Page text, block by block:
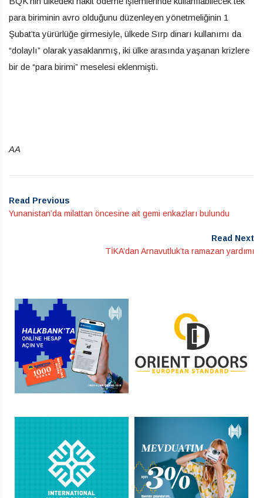
para biriminin avro olduğunu düzenleyen yönetmeliğinin 1
Şubat’ta yürürlüğe girmesiyle, ülkede Sırp dinarı kullanımı da
“dolaylı” olarak yasaklanmış, iki ülke arasında yaşanan krizlere
bir de “para birimi” meselesi eklenmişti.
AA
Read Previous
Yunanistan’da milattan öncesine ait gemi enkazları bulundu
Read Next
TİKA’dan Arnavutluk’ta ramazan yardımı